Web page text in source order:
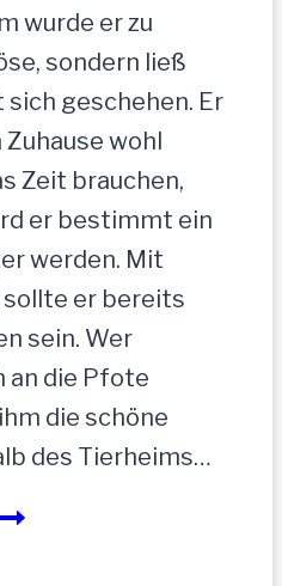
wurde er zu
sondern ließ
sich geschehen. Er
wohl
Zeit brauchen,
er bestimmt ein
werden. Mit
er bereits
sein. Wer
an die Pfote
die schöne
des Tierheims…